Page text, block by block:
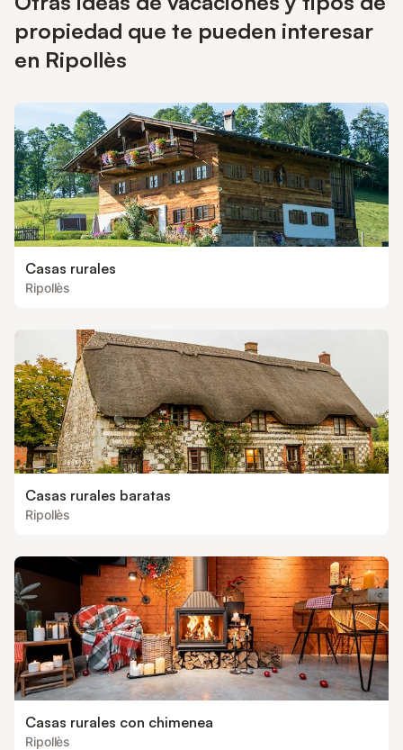
propiedad que te pueden interesar
en Ripollès
Casas rurales
Ripollès
Casas rurales baratas
Ripollès
Casas rurales con chimenea
Ripollès